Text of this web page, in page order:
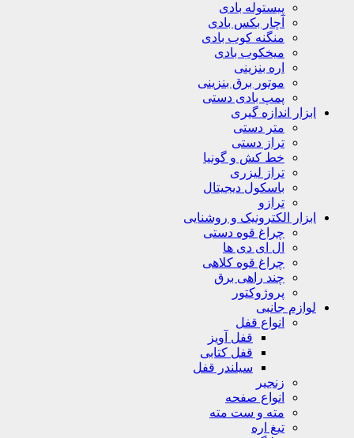
پیستوله بادی
آچار بکس بادی
منگنه کوب بادی
میخکوب بادی
اره بنزینی
موتور برق بنزینی
پمپ بادی دستی
ابزار اندازه گیری
متر دستی
تراز دستی
خط کش و گونیا
تراز لیزری
باسکول دیجیتال
ترازو
ابزار الکترونیک و روشنایی
چراغ قوه دستی
ال ای دی ها
چراغ قوه کلاهی
چند راهی برق
پروژوکتور
لوازم جانبی
انواع قفل
قفل آویز
قفل کتابی
سیلندر قفل
زنجیر
انواع صفحه
مته و ست مته
تیغ اره